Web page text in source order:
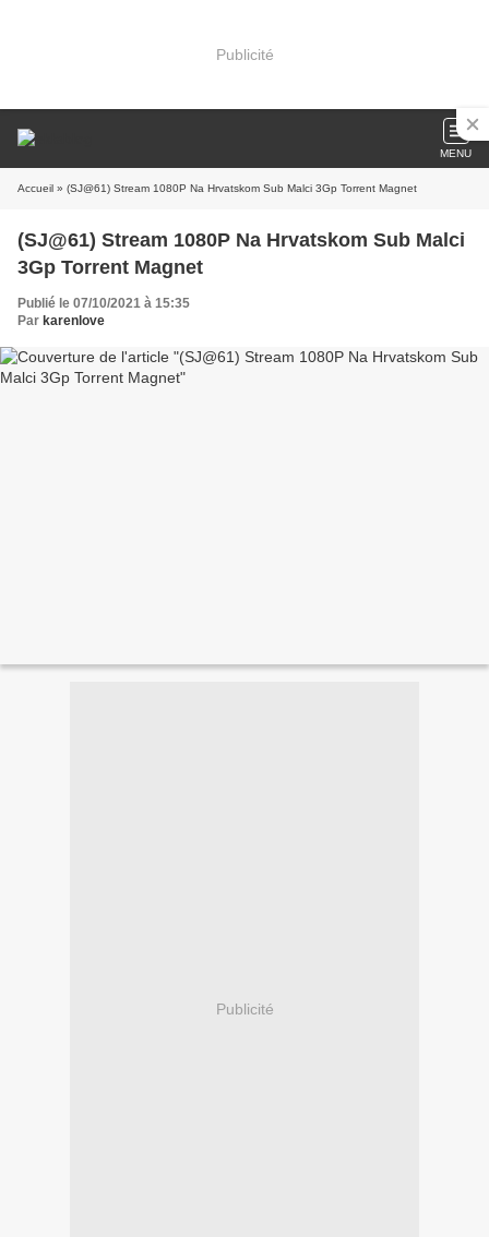
Publicité
MENU
Accueil » (SJ@61) Stream 1080P Na Hrvatskom Sub Malci 3Gp Torrent Magnet
(SJ@61) Stream 1080P Na Hrvatskom Sub Malci
3Gp Torrent Magnet
Publié le 07/10/2021 à 15:35
Par karenlove
Publicité